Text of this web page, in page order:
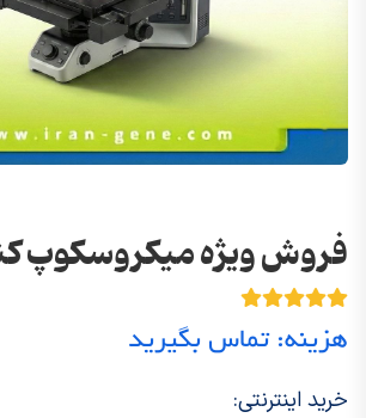
فروش ویژه میکروسکوپ
هزینه: تماس بگیرید
خرید اینترنتی: